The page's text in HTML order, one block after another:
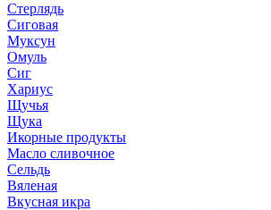
Стерлядь
Сиговая
Муксун
Омуль
Сиг
Хариус
Щучья
Щука
Икорные продукты
Масло сливочное
Сельдь
Вяленая
Вкусная икра